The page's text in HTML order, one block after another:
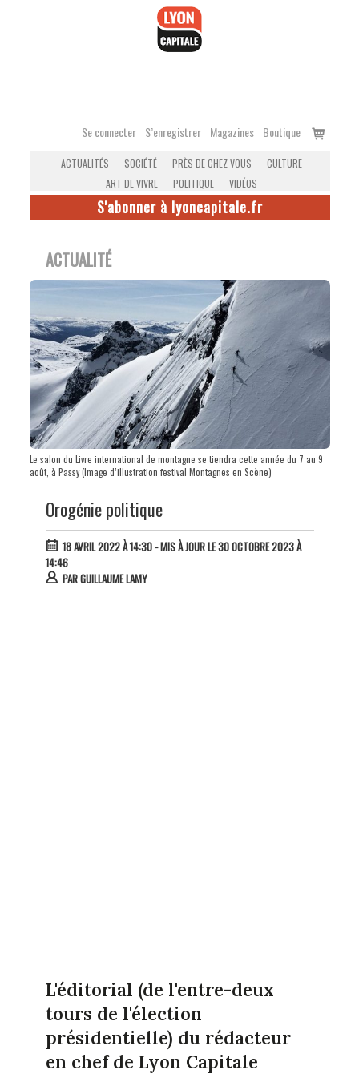
Se connecter S’enregistrer Magazines Boutique
Voir
ACTUALITÉS SOCIÉTÉ PRÈS DE CHEZ VOUS
CULTURE
ART DE VIVRE
POLITIQUE VIDÉOS
S'abonner à lyoncapitale.fr
ACTUALITÉ
Le salon du Livre international de montagne se tiendra cette année du 7 au 9
août, à Passy (Image d’illustration festival Montagnes en Scène)
Orogénie politique
18 AVRIL 2022 À 14:30- MIS À JOUR LE 30 OCTOBRE 2023 À
14:46
PARGUILLAUME LAMY
L'éditorial (de l'entre-deux
tours de l'élection
présidentielle) du rédacteur
en chef de Lyon Capitale